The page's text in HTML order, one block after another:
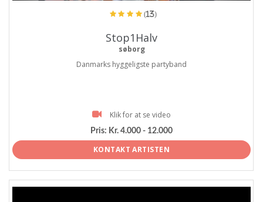
(13)
Stop1Halv
søborg
Danmarks hyggeligste partyband
Klik for at se video
Pris: Kr. 4.000 - 12.000
KONTAKT ARTISTEN